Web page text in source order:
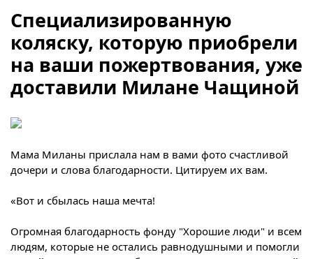
Специализированную
коляску, которую приобрели
на ваши пожертвования, уже
доставили Милане Чащиной
Мама Миланы прислала нам в вами фото счастливой
дочери и слова благодарности. Цитируем их вам.
«Вот и сбылась наша мечта!
Огромная благодарность фонду "Хорошие люди" и всем
людям, которые не остались равнодушными и помогли